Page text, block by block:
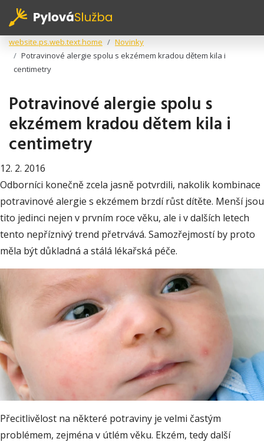
website.ps.web.text.home
Novinky
Potravinové alergie spolu s ekzémem kradou dětem kila i
centimetry
Potravinové alergie spolu s
ekzémem kradou dětem kila i
centimetry
12. 2. 2016
Odborníci konečně zcela jasně potvrdili, nakolik kombinace
potravinové alergie s ekzémem brzdí růst dítěte. Menší jsou
tito jedinci nejen v prvním roce věku, ale i v dalších letech
tento nepříznivý trend přetrvává. Samozřejmostí by proto
měla být důkladná a stálá lékařská péče.
Přecitlivělost na některé potraviny je velmi častým
problémem, zejména v útlém věku. Ekzém, tedy další